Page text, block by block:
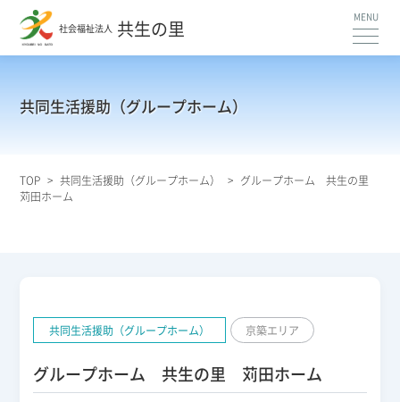
社会福祉法人 共生の里
共同生活援助（グループホーム）
TOP > 共同生活援助（グループホーム） > グループホーム 共生の里
苅田ホーム
共同生活援助（グループホーム） 京築エリア
グループホーム 共生の里 苅田ホーム